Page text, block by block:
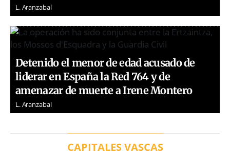
L. Aranzabal
Detenido el menor de edad acusado de
liderar en España la Red 764 y de
amenazar de muerte a Irene Montero
L. Aranzabal
CAPITALES VASCAS